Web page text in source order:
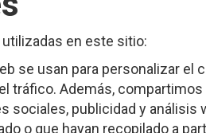
en este sitio:
se usan para personalizar el
tráfico. Además,
sociales, publicidad y análisis
o que hayan recopilado a